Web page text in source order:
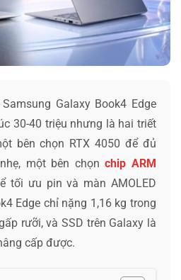
Galaxy Book4 Edge
30-40 triệu nhưng là hai triết
bên chọn RTX 4050 để đủ
một bên chọnchip ARM
tối ưu pin và màn AMOLED
Edge chỉ nặng 1,16 kg trong
rưỡi, và SSD trên Galaxy là
cấp được.